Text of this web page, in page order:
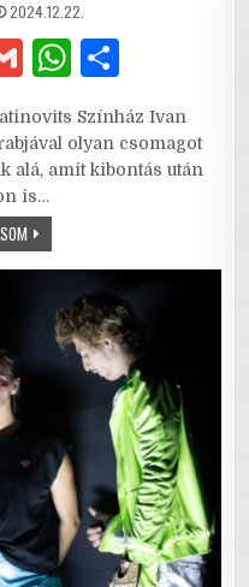
PUBLISHED
DATE:
2024.12.22.
G
ai
l
W
at
s
p
ar
e
Színház Ivan
olyan csomagot
alá, amit kibontás után
is…
RÉSZEGEK
–
AZ
RÉSZEGEKEN
KERESZTÜL
ÜZEN:
FOSSATOK!